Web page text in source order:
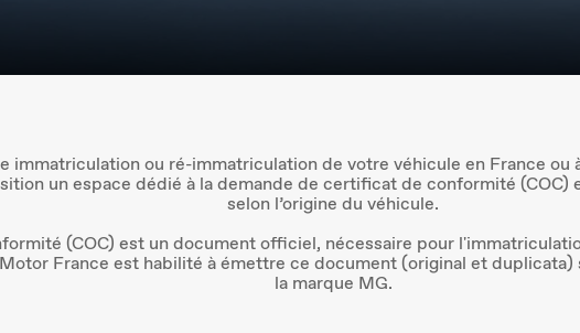
immatriculation ou ré-immatriculation de votre véhicule en France ou
un espace dédié à la demande de certificat de conformité
selon l’origine du véhicule.
(COC) est un document officiel, nécessaire pour
France est habilité à émettre ce document (original et
la marque MG.